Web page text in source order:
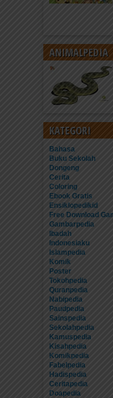
ANIMALPEDIA
KATEGORI
Bahasa
Buku Sekolah
Dongeng
Cerita
Coloring
Ebook Gratis
Ensiklopedikid
Free Download
Gambarpedia
Ibadah
Indonesiaku
Islampedia
Komik
Poster
Tokohpedia
Quranpedia
Nabipedia
Paudpedia
Sainspedia
Sekolahpedia
Kamuspedia
Kisahpedia
Komikpedia
Fabelpedia
Hadispedia
Ceritapedia
Doapedia